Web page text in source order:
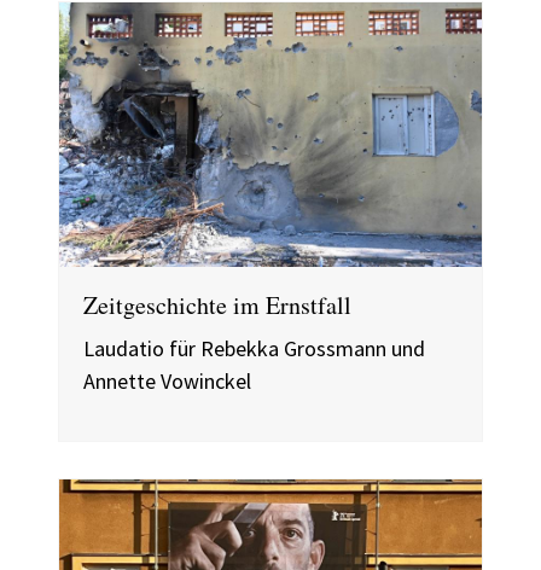
Zeitgeschichte im Ernstfall
Laudatio für Rebekka Grossmann und
Annette Vowinckel